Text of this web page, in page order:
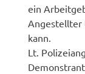
ein
Angestellter
kann.
Lt.